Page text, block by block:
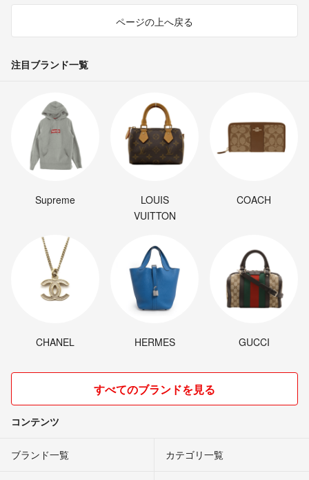
ページの上へ戻る
注目ブランド一覧
Supreme
LOUIS
VUITTON
COACH
CHANEL HERMES GUCCI
すべてのブランドを見る
コンテンツ
ブランド一覧 カテゴリ一覧